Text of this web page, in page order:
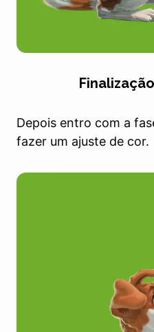
Depois entro com a
fazer um ajuste de cor.